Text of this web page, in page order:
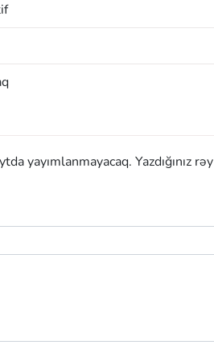
yayımlanmayacaq. Yazdığınız rəy